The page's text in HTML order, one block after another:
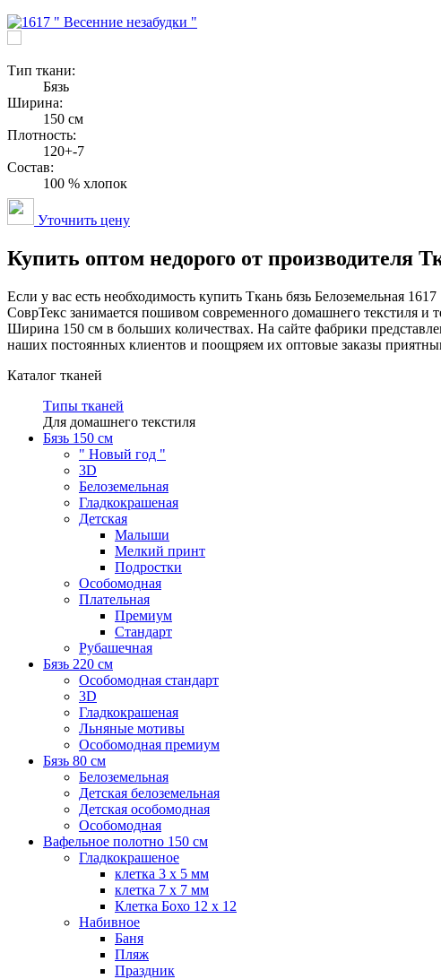
Тип ткани:
Бязь
Ширина:
150 см
Плотность:
120+-7
Состав:
100 % хлопок
Уточнить цену
Купить оптом недорого от производителя
Если у вас есть необходимость купить Ткань бязь Белоземельная
СоврТекс занимается пошивом современного домашнего текстиля и
Ширина 150 см в больших количествах. На сайте фабрики
наших постоянных клиентов и поощряем их оптовые заказы
Каталог тканей
Типы тканей
Для домашнего текстиля
Бязь 150 см
" Новый год "
3D
Белоземельная
Гладкокрашеная
Детская
Малыши
Мелкий принт
Подростки
Особомодная
Плательная
Премиум
Стандарт
Рубашечная
Бязь 220 см
Особомодная стандарт
3D
Гладкокрашеная
Льняные мотивы
Особомодная премиум
Бязь 80 см
Белоземельная
Детская белоземельная
Детская особомодная
Особомодная
Вафельное полотно 150 см
Гладкокрашеное
клетка 3 х 5 мм
клетка 7 х 7 мм
Клетка Бохо 12 x 12
Набивное
Баня
Пляж
Праздник